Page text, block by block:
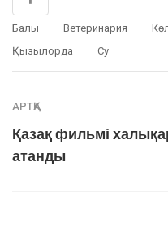
Балық Ветеринария
Қызылорда
Су
АРТҚА
Қазақ фильмі
атанды